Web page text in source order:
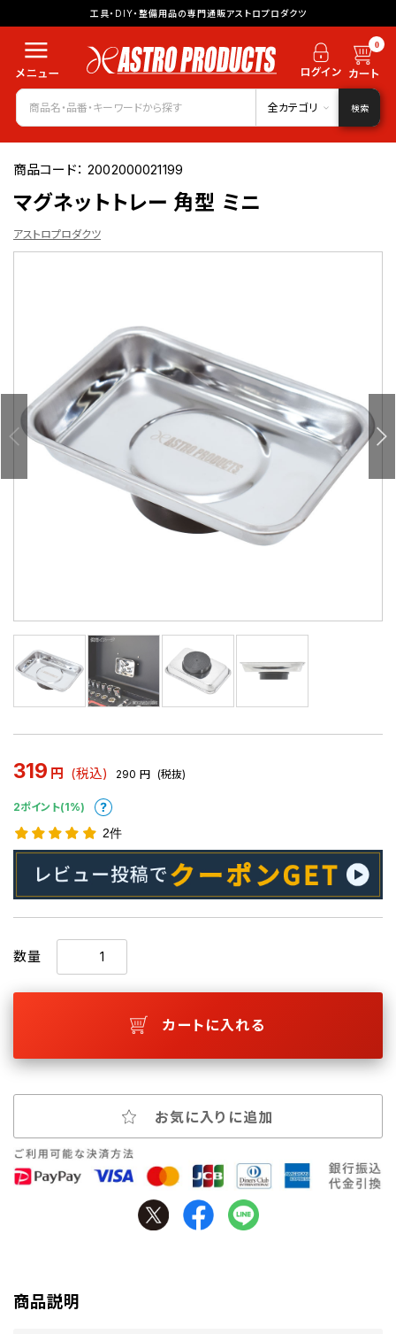
工具・DIY・整備用品の専門通販アストロプロダクツ
0
全カテゴリ 検索
商品コード：2002000021199
マグネットトレー 角型 ミニ
アストロプロダクツ
319 円 (税込) 290 円 (税抜)
2ポイント(1%)
2件
数量
カートに入れる
お気に入りに追加
商品説明